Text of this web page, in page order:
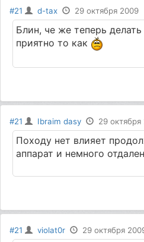
#21 d-tax 29 октября 2009
Блин, че же теперь
приятно то как
#21 Ibraim dasy 29 октября
Походу нет влияет
аппарат и немного
#21 violat0r 29 октября